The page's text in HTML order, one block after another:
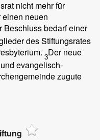
nicht mehr für
neuen
Beschluss bedarf einer
des Stiftungsrates
3Der neue
evangelisch-
zugute